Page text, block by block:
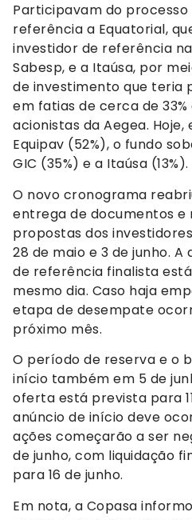
Participavam do
referência a Equatorial,
investidor de referência
Sabesp, e a Itaúsa, por
de investimento que teria
em fatias de cerca de
acionistas da Aegea.
Equipav (52%), o fundo
GIC (35%) e a Itaúsa (13%).
O novo cronograma
entrega de documentos e
propostas dos
28 de maio e 3 de junho.
de referência finalista
mesmo dia. Caso haja
etapa de desempate
próximo mês.
O período de reserva e o
início também em 5 de
oferta está prevista para
anúncio de início deve
ações começarão a ser
de junho, com liquidação
para 16 de junho.
Em nota, a Copasa